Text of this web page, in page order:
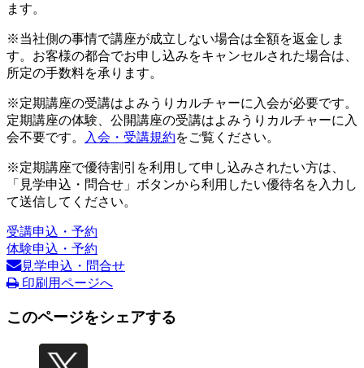
ます。
※当社側の事情で講座が成立しない場合は全額を返金しま
す。お客様の都合でお申し込みをキャンセルされた場合は、
所定の手数料を承ります。
※定期講座の受講はよみうりカルチャーに入会が必要です。
定期講座の体験、公開講座の受講はよみうりカルチャーに入
会不要です。
入会・受講規約をご覧ください。
※定期講座で優待割引を利用して申し込みされたい方は、
「見学申込・問合せ」ボタンから利用したい優待名を入力し
て送信してください。
受講申込・予約
体験申込・予約
見学申込・問合せ
印刷用ページへ
このページをシェアする